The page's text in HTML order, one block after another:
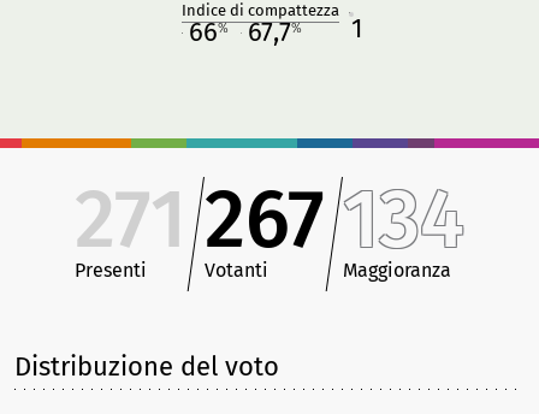
Indice di compattezza
66% 67,7% 1
271
Presenti
267
Votanti
134
Maggioranza
Distribuzione del voto